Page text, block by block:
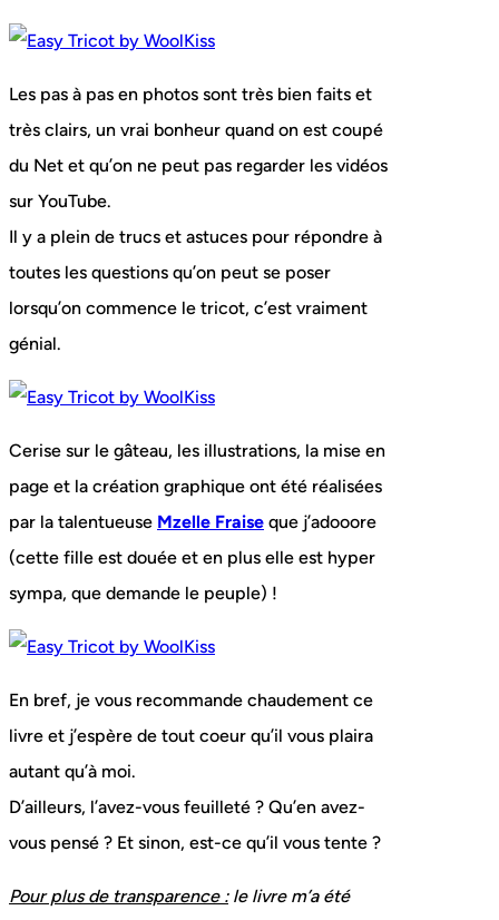
Les pas à pas en photos sont très bien faits et
très clairs, un vrai bonheur quand on est coupé
du Net et qu’on ne peut pas regarder les vidéos
sur YouTube.
Il y a plein de trucs et astuces pour répondre à
toutes les questions qu’on peut se poser
lorsqu’on commence le tricot, c’est vraiment
génial.
Cerise sur le gâteau, les illustrations, la mise en
page et la création graphique ont été réalisées
par la talentueuse Mzelle Fraise que j’adooore
(cette fille est douée et en plus elle est hyper
sympa, que demande le peuple) !
En bref, je vous recommande chaudement ce
livre et j’espère de tout coeur qu’il vous plaira
autant qu’à moi.
D’ailleurs, l’avez-vous feuilleté ? Qu’en avez-
vous pensé ? Et sinon, est-ce qu’il vous tente ?
Pour plus de transparence :le livre m’a été